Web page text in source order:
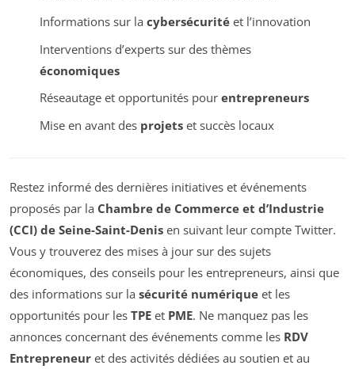
Informations sur la cybersécuritéet l’innovation
Interventions d’experts sur des thèmes
économiques
Réseautage et opportunités pour entrepreneurs
Mise en avant des projetset succès locaux
Restez informé des dernières initiatives et événements
proposés par la Chambre de Commerce et d’Industrie
(CCI) de Seine-Saint-Denis en suivant leur compte Twitter.
Vous y trouverez des mises à jour sur des sujets
économiques, des conseils pour les entrepreneurs, ainsi que
des informations sur la sécurité numérique et les
opportunités pour les TPE et PME. Ne manquez pas les
annonces concernant des événements comme les RDV
Entrepreneur et des activités dédiées au soutien et au